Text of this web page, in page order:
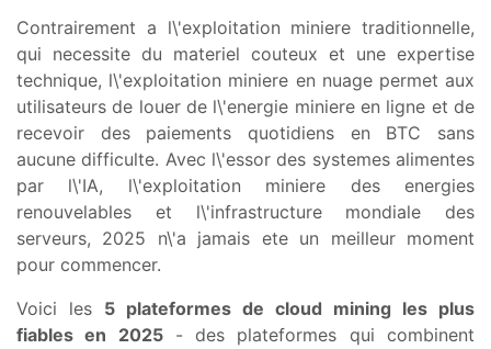
Contrairement a l\'exploitation miniere traditionnelle,
qui necessite du materiel couteux et une expertise
technique, l\'exploitation miniere en nuage permet aux
utilisateurs de louer de l\'energie miniere en ligne et de
recevoir des paiements quotidiens en BTC sans
aucune difficulte. Avec l\'essor des systemes alimentes
par l\'IA, l\'exploitation miniere des energies
renouvelables et l\'infrastructure mondiale des
serveurs, 2025 n\'a jamais ete un meilleur moment
pour commencer.
Voici les 5 plateformes de cloud mining les plus
fiables en 2025- des plateformes qui combinent